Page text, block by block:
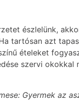
észlelünk,
tartósan azt
ételeket
szervi okokkal
Gyermek az